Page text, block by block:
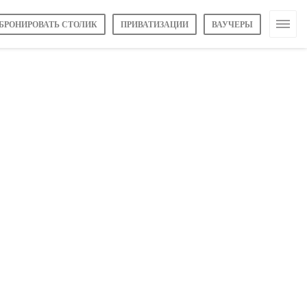
СТОЛИК ПРИВАТИЗАЦИИ ВАУЧЕРЫ